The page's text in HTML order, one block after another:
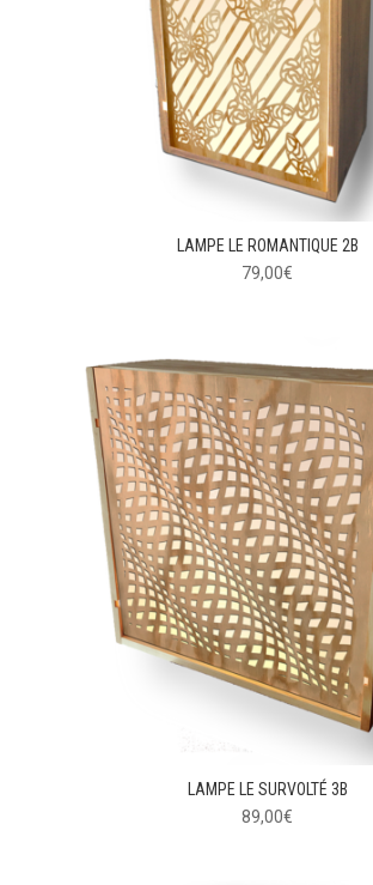
LAMPE LE ROMANTIQUE 2B
79,00€
LAMPE LE SURVOLTÉ 3B
89,00€